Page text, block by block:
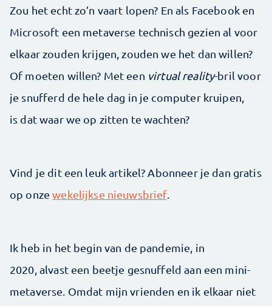
Zou het echt zo’n vaart lopen? En als Facebook en
Microsoft een metaverse technisch gezien al voor
elkaar zouden krijgen, zouden we het dan willen?
Of moeten willen? Met een virtual reality-bril voor
je snufferd de hele dag in je computer kruipen,
is dat waar we op zitten te wachten?
Vind je dit een leuk artikel? Abonneer je dan gratis
op onzewekelijkse nieuwsbrief.
Ik heb in het begin van de pandemie, in
2020, alvast een beetje gesnuffeld aan een mini-
metaverse. Omdat mijn vrienden en ik elkaar niet